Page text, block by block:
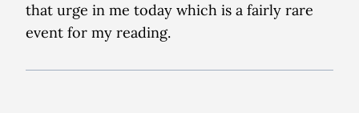
that urge in me today which is a fairly rare
event for my reading.